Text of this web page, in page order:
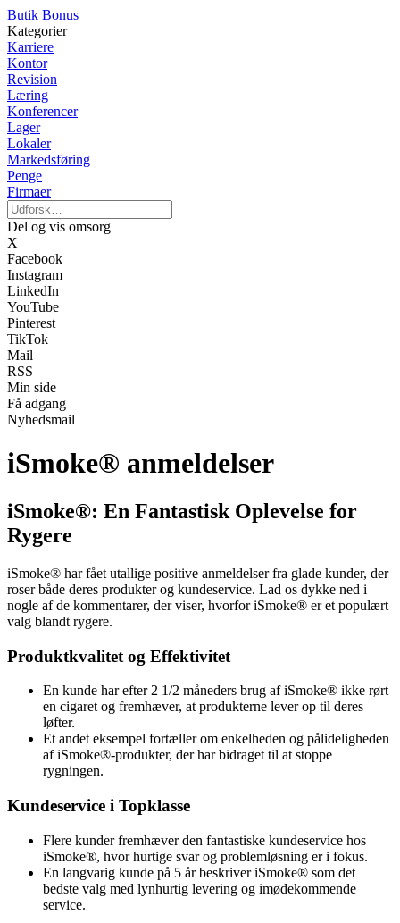
Butik Bonus
Kategorier
Karriere
Kontor
Revision
Læring
Konferencer
Lager
Lokaler
Markedsføring
Penge
Firmaer
Del og vis omsorg
X
Facebook
Instagram
LinkedIn
YouTube
Pinterest
TikTok
Mail
RSS
Min side
Få adgang
Nyhedsmail
iSmoke® anmeldelser
iSmoke®: En Fantastisk Oplevelse for
Rygere
iSmoke® har fået utallige positive anmeldelser fra glade kunder, der
roser både deres produkter og kundeservice. Lad os dykke ned i
nogle af de kommentarer, der viser, hvorfor iSmoke® er et populært
valg blandt rygere.
Produktkvalitet og Effektivitet
En kunde har efter 2 1/2 måneders brug af iSmoke® ikke rørt
en cigaret og fremhæver, at produkterne lever op til deres
løfter.
Et andet eksempel fortæller om enkelheden og pålideligheden
af iSmoke®-produkter, der har bidraget til at stoppe
rygningen.
Kundeservice i Topklasse
Flere kunder fremhæver den fantastiske kundeservice hos
iSmoke®, hvor hurtige svar og problemløsning er i fokus.
En langvarig kunde på 5 år beskriver iSmoke® som det
bedste valg med lynhurtig levering og imødekommende
service.